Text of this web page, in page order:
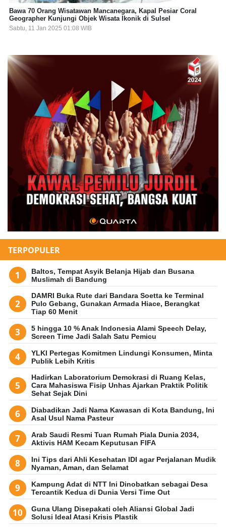
Bawa 70 Orang Wisatawan Mancanegara, Kapal Pesiar Coral
Geographer Kunjungi Objek Wisata Ikonik di Sulsel
Sabtu, 11 Jan 2025 01:08 WIB
TERPOPULER
Baltos, Tempat Asyik Belanja Hijab dan Busana
Muslimah di Bandung
DAMRI Buka Rute dari Bandara Soetta ke Terminal
Pulo Gebang, Gunakan Armada Hiace, Berangkat
Tiap 60 Menit
5 hingga 10 % Anak Indonesia Alami Speech Delay,
Screen Time Jadi Salah Satu Pemicu
YLKI Pertegas Komitmen Lindungi Konsumen, Minta
Publik Lebih Kritis
Hadirkan Laboratorium Demokrasi di Ruang Kelas,
Cara Mahasiswa Fisip Unhas Ajarkan Praktik Politik
Sehat Sejak Dini
Diabadikan Jadi Nama Kawasan di Kota Bandung, Ini
Asal Usul Nama Pasteur
Arab Saudi Resmi Tuan Rumah Piala Dunia 2034,
Aktivis HAM Kecam Keputusan FIFA
Ini Tips dari Ahli Kesehatan IDI agar Perjalanan Mudik
Nyaman, Aman, dan Selamat
Kampung Adat di NTT Ini Dinobatkan sebagai Desa
Tercantik Kedua di Dunia Versi Time Out
Guna Ulang Disepakati oleh Aliansi Global Jadi
Solusi Ideal Atasi Krisis Plastik